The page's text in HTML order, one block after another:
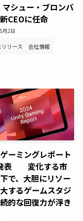
シュー・ブロンバ
CEOに任命
月2日
リース 会社情報
ーミングレポート
表 変化する市
で、大胆にリソー
するゲームスタジ
的な回復力が浮き